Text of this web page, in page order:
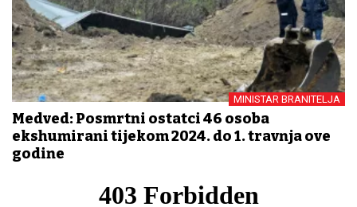
MINISTAR BRANITELJA
Medved: Posmrtni ostatci 46 osoba
ekshumirani tijekom 2024. do 1. travnja ove
godine